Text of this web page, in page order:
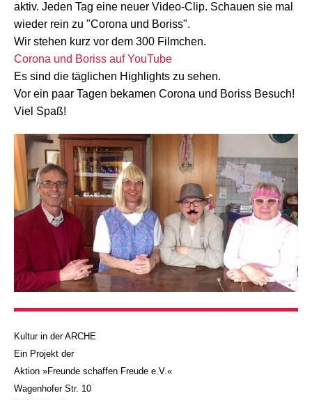
aktiv. Jeden Tag eine neuer Video-Clip. Schauen sie mal
wieder rein zu "Corona und Boriss".
Wir stehen kurz vor dem 300 Filmchen.
Corona und Boriss auf YouTube
Es sind die täglichen Highlights zu sehen.
Vor ein paar Tagen bekamen Corona und Boriss Besuch!
Viel Spaß!
Kultur in der ARCHE
Ein Projekt der
Aktion »Freunde schaffen Freude e.V.«
Wagenhofer Str. 10